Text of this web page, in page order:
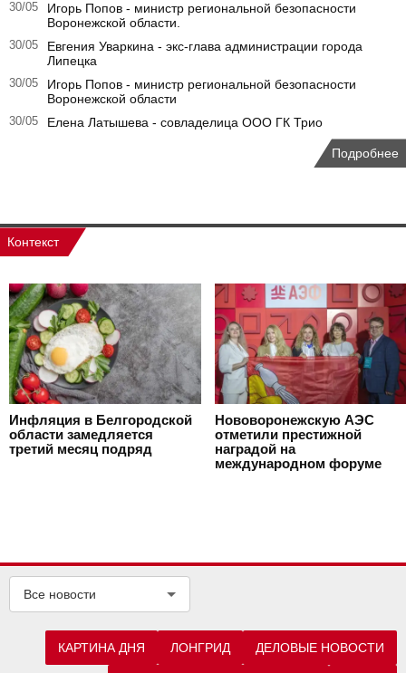
30/05
Игорь Попов - министр региональной безопасности
Воронежской области.
30/05
Евгения Уваркина - экс-глава администрации города
Липецка
30/05
Игорь Попов - министр региональной безопасности
Воронежской области
30/05 Елена Латышева - совладелица ООО ГК Трио
Подробнее
Контекст
Инфляция в Белгородской
области замедляется
третий месяц подряд
Нововоронежскую АЭС
отметили престижной
наградой на
международном форуме
Все новости
КАРТИНА ДНЯ ЛОНГРИД ДЕЛОВЫЕ НОВОСТИ